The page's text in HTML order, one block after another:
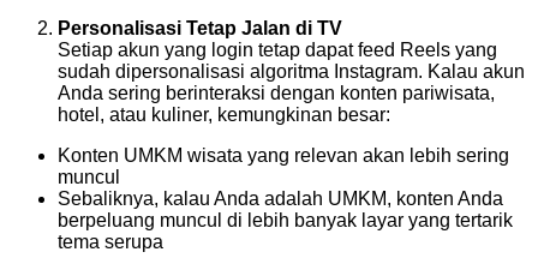
Personalisasi Tetap Jalan di TV
Setiap akun yang login tetap dapat feed Reels yang
sudah dipersonalisasi algoritma Instagram. Kalau akun
Anda sering berinteraksi dengan konten pariwisata,
hotel, atau kuliner, kemungkinan besar:
Konten UMKM wisata yang relevan akan lebih sering
muncul
Sebaliknya, kalau Anda adalah UMKM, konten Anda
berpeluang muncul di lebih banyak layar yang tertarik
tema serupa